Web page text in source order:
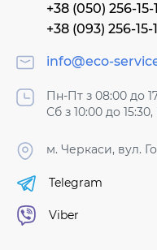
+38 (050) 256-15-
+38 (093) 256-15-
info@eco-
Пн-Пт з 08:00 до
Сб з 10:00 до
м. Черкаси, вул.
Telegram
Viber